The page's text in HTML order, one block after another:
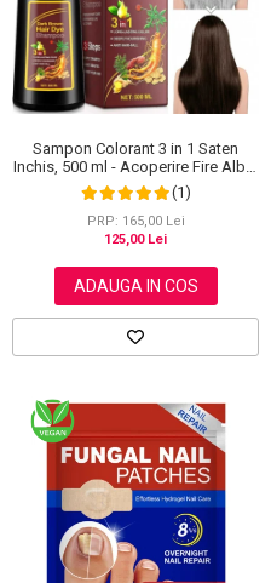
Sampon Colorant 3 in 1 Saten
Inchis, 500 ml - Acoperire Fire Albe,
Hranire si Anti-Cadere
(1)
PRP: 165,00 Lei
125,00 Lei
ADAUGA IN COS